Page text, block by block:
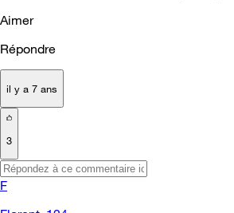
Aimer
Répondre
il y a 7 ans
3
F